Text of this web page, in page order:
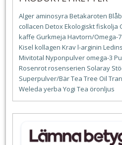
Alger aminosyra Betakaroten
collacen DetoxEkologisktfiskolja
kaffe Gurkmeja Havtorn/Omega-7
Kisel kollagen Kravl-arginin Ledins
Mivitotal Nyponpulver omega-3
Rosenrotrosenserien Solaray
Superpulver/BärTea Tree Oil
Weleda yerba Yogi Tea öronljus